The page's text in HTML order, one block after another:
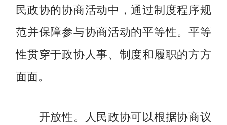
民政协的协商活动中，通过制度程序规
范并保障参与协商活动的平等性。平等
性贯穿于政协人事、制度和履职的方方
面面。
开放性。人民政协可以根据协商议